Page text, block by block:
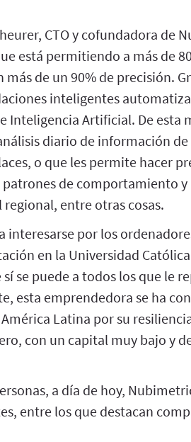
CTO y cofundadora de
está permitiendo a más de
de un 90% de precisión.
inteligentes
Inteligencia Artificial. De esta
diario de información
o que les permite hacer
de comportamiento y
entre otras cosas.
interesarse por los
en la Universidad
se puede a todos los que le
esta emprendedora se ha
Latina por su
con un capital muy bajo y
a día de hoy,
entre los que destacan